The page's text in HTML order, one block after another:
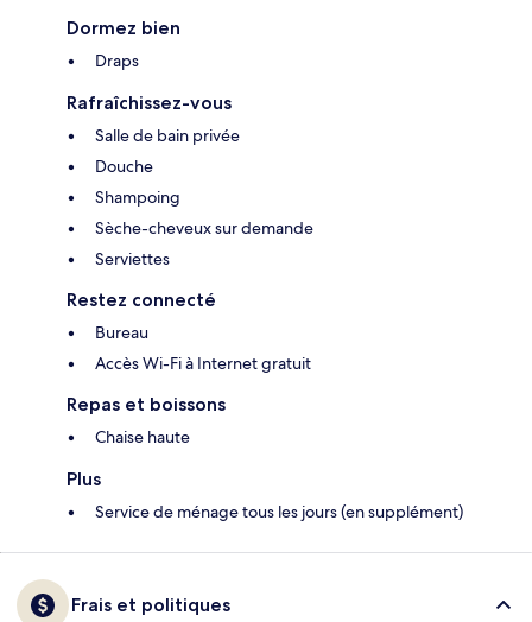
Dormez bien
Draps
Rafraîchissez-vous
Salle de bain privée
Douche
Shampoing
Sèche-cheveux sur demande
Serviettes
Restez connecté
Bureau
Accès Wi-Fi à Internet gratuit
Repas et boissons
Chaise haute
Plus
Service de ménage tous les jours (en supplément)
Frais et politiques